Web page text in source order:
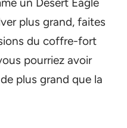
plus grand, faites
du coffre-fort
pourriez avoir
plus grand que la